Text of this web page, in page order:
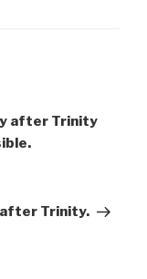
after Trinity
Trinity.